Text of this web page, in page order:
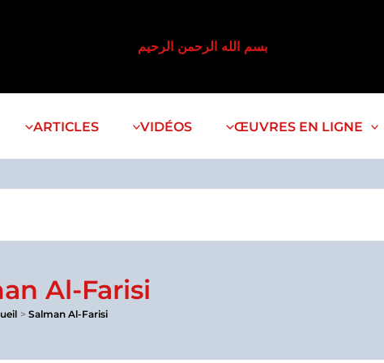
بسم الله الرحمن الرحيم
ARTICLES VIDÉOS ŒUVRES EN LIGNE
Al-Farisi
Salman Al-Farisi